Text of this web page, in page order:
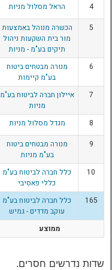
4 הראל מסלול מניות
5
הכשרה מנוהל באמצעות
מור בית השקעות ניהול
תיקים בע"מ - מניות
6
מנורה מבטחים ביטוח
בע"מ קיימות
7
איילון חברה לביטוח בע"מ
מניות
8 מגדל מסלול מניות
9
מנורה מבטחים ביטוח
בע"מ מניות
10
כלל חברה לביטוח בע"מ
כללי פאסיבי
165
כלל חברה לביטוח בע"מ
עוקב מדדים - גמיש
ממוצע
שדות נדרשים חסרים.